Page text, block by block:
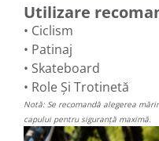
Utilizare
• Ciclism
• Patinaj
• Skateboard
• Role Și Trotinetă
Notă: Se recomandă alegerea
capului pentru siguranță maximă.